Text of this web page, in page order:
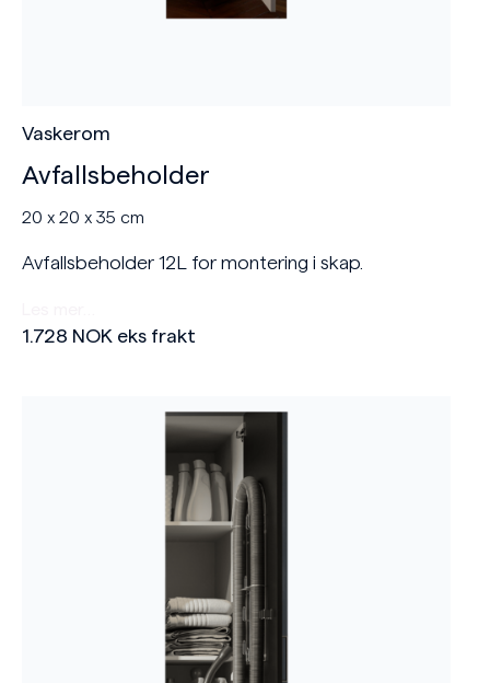
Vaskerom
Avfallsbeholder
20 x 20 x 35 cm
Avfallsbeholder 12L for montering i skap.
1.728 NOK eks frakt